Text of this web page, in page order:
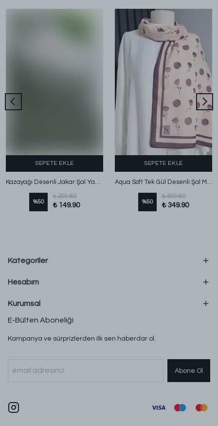
SEPETE EKLE
Kazayağı Desenli Jakar Şal Yağ Yeşili
%50
₺ 299.80
₺ 149.90
SEPETE EKLE
Aqua Soft Tek Gül Desenli Şal Mürdüm
%50
₺ 699.80
₺ 349.90
Kategoriler
Hesabım
Kurumsal
E-Bülten Aboneliği
Kampanya ve sürprizlerden ilk sen haberdar ol.
Abone Ol